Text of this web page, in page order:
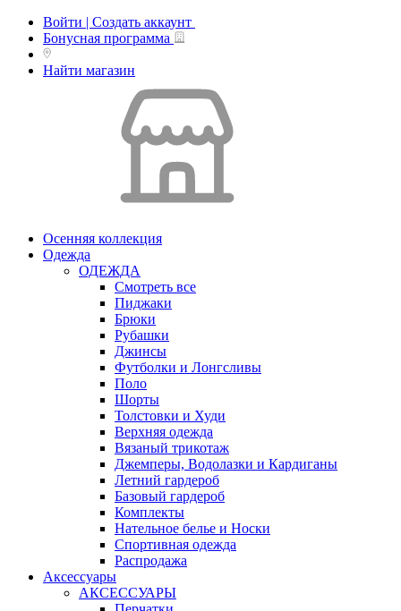
Войти | Создать аккаунт
Бонусная программа
Найти магазин
Осенняя коллекция
Одежда
ОДЕЖДА
Смотреть все
Пиджаки
Брюки
Рубашки
Джинсы
Футболки и Лонгсливы
Поло
Шорты
Толстовки и Худи
Верхняя одежда
Вязаный трикотаж
Джемперы, Водолазки и Кардиганы
Летний гардероб
Базовый гардероб
Комплекты
Нательное белье и Носки
Спортивная одежда
Распродажа
Аксессуары
АКСЕССУАРЫ